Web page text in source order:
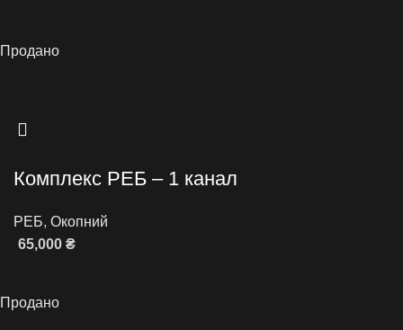
Продано
Комплекс РЕБ – 1 канал
РЕБ, Окопний
65,000 ₴
Продано